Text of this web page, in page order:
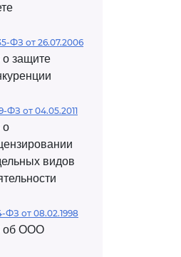
ФЗ от 26.07.2006
защите
ФЗ от 04.05.2011
о
видов
ФЗ от 08.02.1998
об ООО